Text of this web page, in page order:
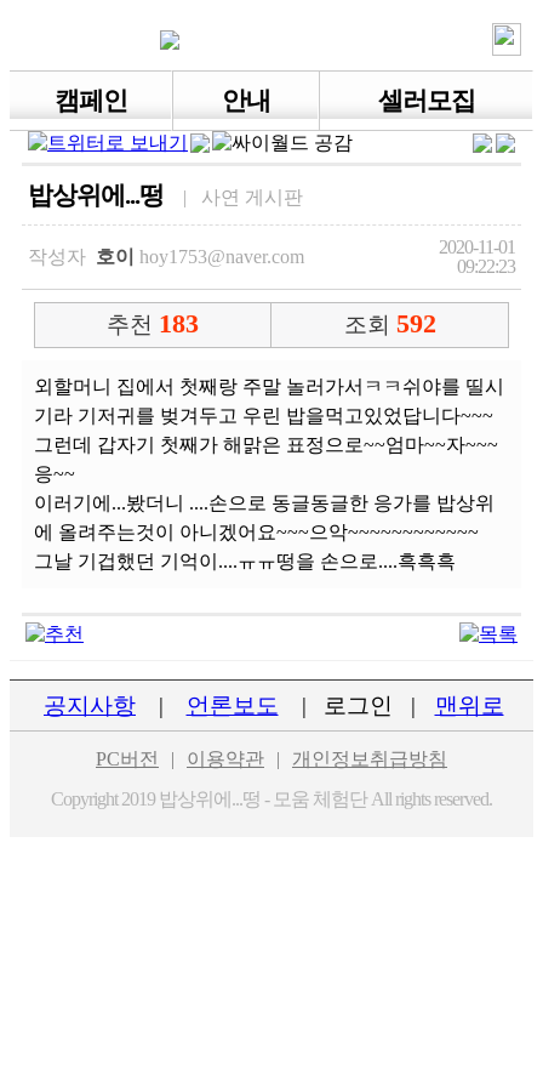
캠페인 안내 셀러모집
밥상위에...떵 | 사연 게시판
작성자 호이 hoy1753@naver.com
2020-11-01
09:22:23
추천 183 조회 592
외할머니 집에서 첫째랑 주말 놀러가서ㅋㅋ쉬야를 띨시
기라 기저귀를 벚겨두고 우린 밥을먹고있었답니다~~~
그런데 갑자기 첫째가 해맑은 표정으로~~엄마~~자~~~
응~~
이러기에...봤더니 ....손으로 동글동글한 응가를 밥상위
에 올려주는것이 아니겠어요~~~으악~~~~~~~~~~~~
그날 기겁했던 기억이....ㅠㅠ떵을 손으로....흑흑흑
공지사항 | 언론보도 | 로그인 | 맨위로
PC버전 | 이용약관 |
개인정보취급방침
Copyright 2019 밥상위에...떵 - 모움 체험단 All rights reserved.